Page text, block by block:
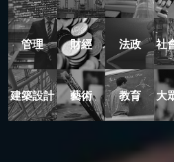
管理 財經 法政 社
建築設計 藝術 教育 大